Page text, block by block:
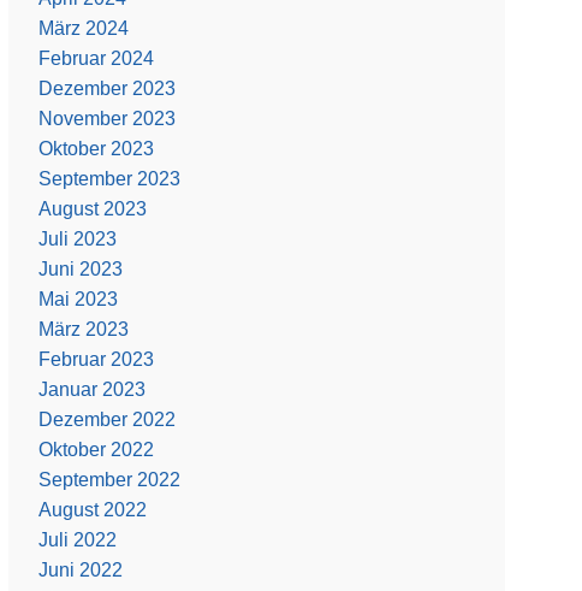
März 2024
Februar 2024
Dezember 2023
November 2023
Oktober 2023
September 2023
August 2023
Juli 2023
Juni 2023
Mai 2023
März 2023
Februar 2023
Januar 2023
Dezember 2022
Oktober 2022
September 2022
August 2022
Juli 2022
Juni 2022